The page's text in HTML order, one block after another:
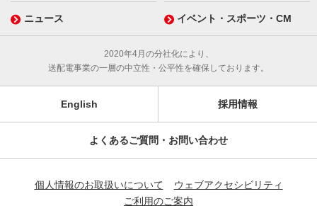
ニュース イベント・スポーツ・CM
2020年4月の分社化により、
送配電事業の一層の中立性・公平性を確保しております。
English 採用情報
よくあるご質問・お問い合わせ
個人情報のお取扱いについて
ウェブアクセシビリティ
ご利用のご案内